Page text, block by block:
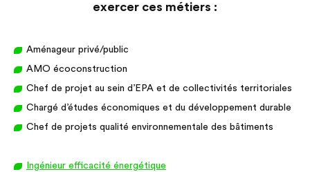
exercer ces métiers :
Aménageur privé/public
AMO écoconstruction
Chef de projet au sein d’EPA et de collectivités territoriales
Chargé d’études économiques et du développement durable
Chef de projets qualité environnementale des bâtiments
Ingénieur efficacité énergétique